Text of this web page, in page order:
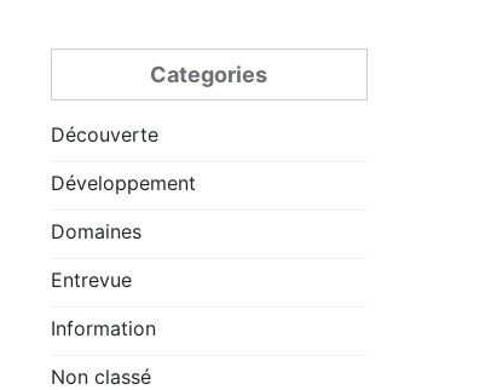
Categories
Découverte
Développement
Domaines
Entrevue
Information
Non classé